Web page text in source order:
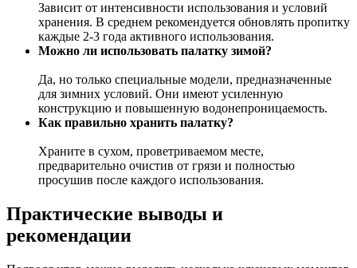
Зависит от интенсивности использования и условий
хранения. В среднем рекомендуется обновлять пропитку
каждые 2-3 года активного использования.
Можно ли использовать палатку зимой?
Да, но только специальные модели, предназначенные
для зимних условий. Они имеют усиленную
конструкцию и повышенную водонепроницаемость.
Как правильно хранить палатку?
Храните в сухом, проветриваемом месте,
предварительно очистив от грязи и полностью
просушив после каждого использования.
Практические выводы и
рекомендации